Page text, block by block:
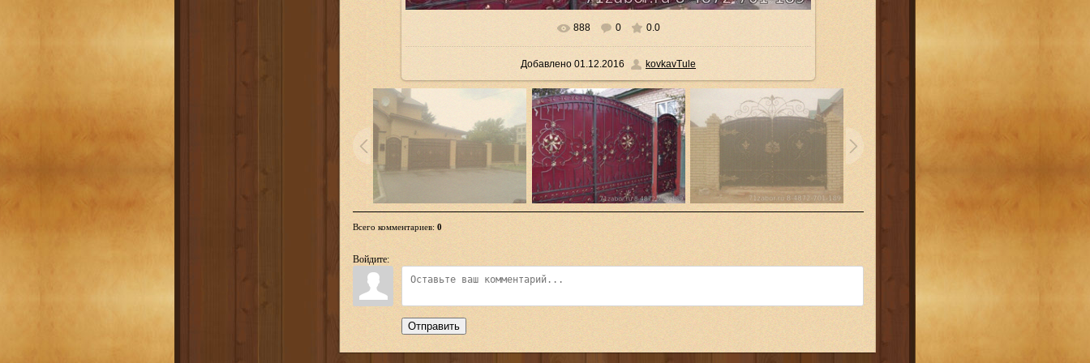
В реальном размере 665x499
888 0 0.0
Добавлено 01.12.2016 kovkavTule
Всего комментариев: 0
Войдите:
Отправить